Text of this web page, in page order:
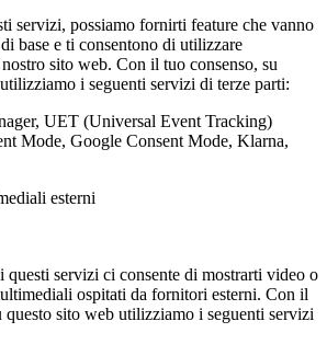
servizi, possiamo fornirti feature che vanno
base e ti consentono di utilizzare
sito web. Con il tuo consenso, su
i seguenti servizi di terze parti:
UET (Universal Event Tracking)
Mode, Google Consent Mode, Klarna,
esterni
questi servizi ci consente di mostrarti video o
ospitati da fornitori esterni. Con il
questo sito web utilizziamo i seguenti servizi